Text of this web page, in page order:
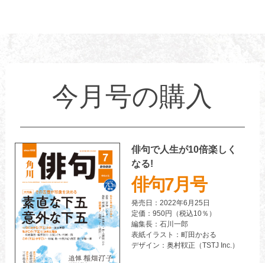
今月号の購入
俳句で人生が10倍楽しく
なる!
俳句7月号
発売日：2022年6月25日
定価：950円（税込10％）
編集長：石川一郎
表紙イラスト：町田かおる
デザイン：奥村靫正（TSTJ Inc.）